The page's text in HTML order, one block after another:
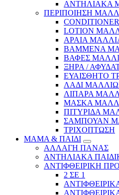
ΑΝΤΗΛΙΑΚΑ
ΠΕΡΙΠΟΙΗΣΗ
CONDITIONER
LOTION
ΑΡΑΙΑ
ΒΑΜΜΕΝΑ
ΒΑΦΕΣ
ΞΗΡΑ /
ΕΥΑΙΣΘΗΤΟ
ΛΑΔΙ
ΛΙΠΑΡΑ
ΜΑΣΚΑ
ΠΙΤΥΡΙΔΑ
ΣΑΜΠΟΥΑΝ
ΤΡΙΧΟΠΤΩΣΗ
ΜΑΜΑ & ΠΑΙΔΙ
ΑΛΛΑΓΗ ΠΑΝΑΣ
ΑΝΤΗΛΙΑΚΑ
ΑΝΤΙΦΘΕΙΡΙΚΗ
2 ΣΕ 1